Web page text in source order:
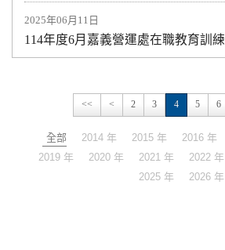
2025年06月11日
114年度6月嘉義營運處在職教育訓練
<< < 2 3 4 5 6
全部 2014 年 2015 年 2016 年
2019 年
2020 年 2021 年 2022 年
2025 年
2026 年